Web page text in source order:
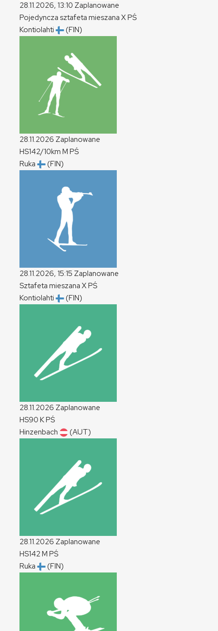
28.11.2026, 13:10 Zaplanowane
Pojedyncza sztafeta mieszana XPŚ
Kontiolahti
(FIN)
28.11.2026 Zaplanowane
HS142/10km M PŚ
Ruka
(FIN)
28.11.2026, 15:15 Zaplanowane
Sztafeta mieszana XPŚ
Kontiolahti
(FIN)
28.11.2026 Zaplanowane
HS90 KPŚ
Hinzenbach
(AUT)
28.11.2026 Zaplanowane
HS142M PŚ
Ruka
(FIN)